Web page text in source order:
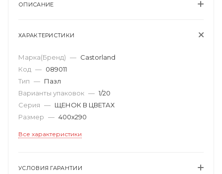
ОПИСАНИЕ
ХАРАКТЕРИСТИКИ
Марка(Бренд) — Castorland
Код — 089011
Тип — Пазл
Варианты упаковок — 1/20
Серия — ЩЕНОК В ЦВЕТАХ
Размер — 400х290
Все характеристики
УСЛОВИЯ ГАРАНТИИ